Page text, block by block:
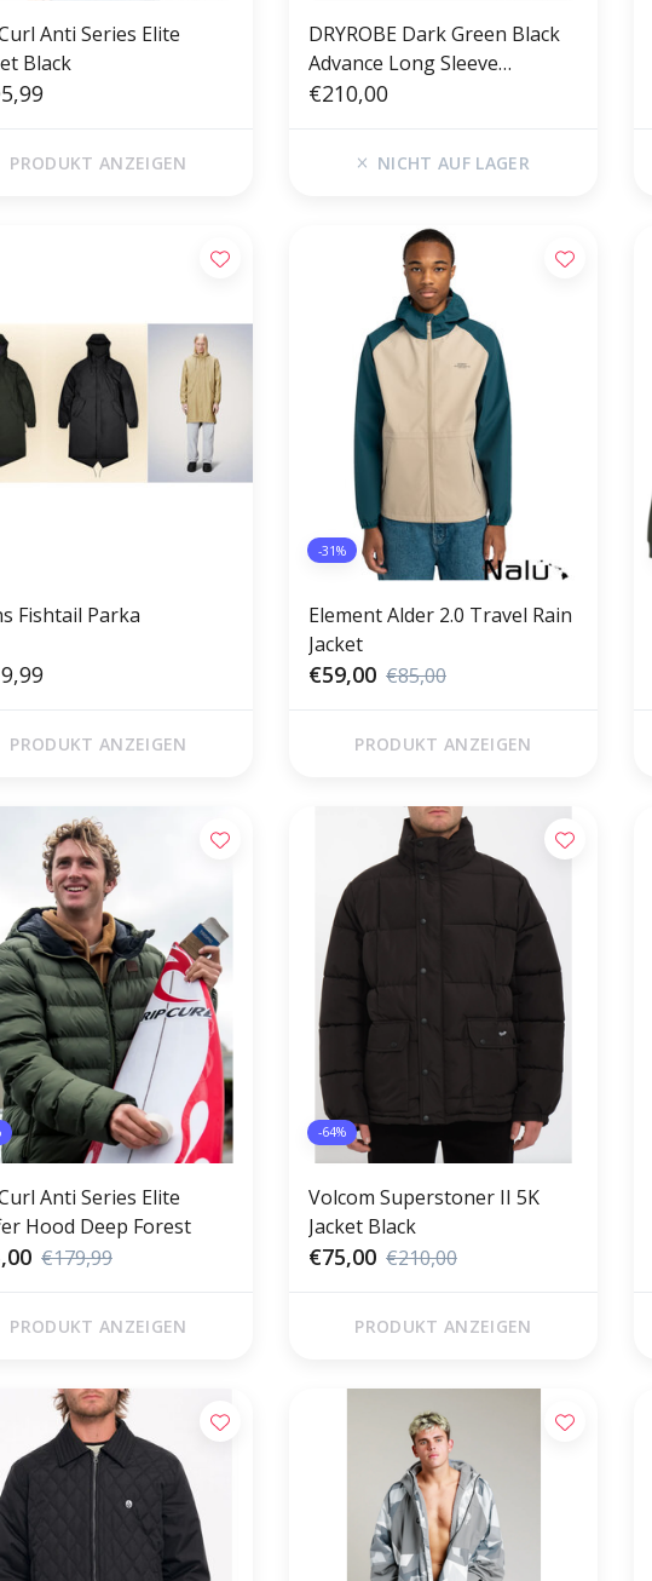
Anti Series Elite
Black
PRODUKT ANZEIGEN
DRYROBE Dark Green Black
Advance Long Sleeve
Waterproof Outdoor
€210,00
NICHT AUF LAGER
Fishtail Parka
PRODUKT ANZEIGEN
-31%
Element Alder 2.0 Travel Rain
Jacket
€59,00 €85,00
PRODUKT ANZEIGEN
Anti Series Elite
Hood Deep Forest
€179,99
PRODUKT ANZEIGEN
-64%
Volcom Superstoner II 5K
Jacket Black
€75,00 €210,00
PRODUKT ANZEIGEN